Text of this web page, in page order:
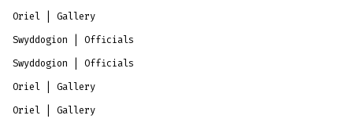
Oriel | Gallery
Swyddogion | Officials
Swyddogion | Officials
Oriel | Gallery
Oriel | Gallery